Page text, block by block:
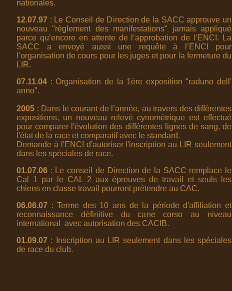
nationales.
12.07.97 : Le Conseil de Direction de la SACC approuve un
nouveau "règlement des manifestations" jamais appliqué
parce qu’encore en attente de l’approbation de l’ENCI. La
SACC a envoyé aussi une requête à l’ENCI pour
l’organisation de cours pour les juges et pour la fermeture du
LIR.
07.11.04 : Organisation de la 1ère exposition "raduno dell'
anno".
2005 : Dans le courant de l’année, au travers des différentes
expositions, un nouveau relevé cynométrique est effectué
pour comparer l'évolution des différentes lignes de sang, de
l'état de la race et comparatif avec le standard.
Demande à l'ENCI d'autoriser l'inscription au LIR seulement
dans les spéciales de race.
01.07.06 : Le conseil de Direction de la SACC remplace le
Cal 1 par le CAL 2 aux épreuves de travail et seuls les
chiens en classe travail pourront prétendre au CAC.
06.06.07 : Terme des 10 ans de la période d'affiliation et
reconnaissance définitive du cane corso au niveau
international avec autorisation des CACIB.
01.09.07 : Inscription au LIR seulement dans les spéciales
de race du club.